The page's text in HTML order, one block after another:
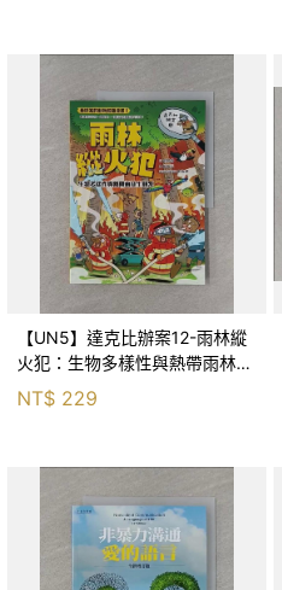
【UN5】達克比辦案12-雨林縱
火犯：生物多樣性與熱帶雨林生
態系_柯智元
NT$ 229